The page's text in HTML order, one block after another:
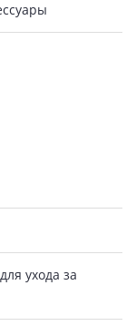
ухода за